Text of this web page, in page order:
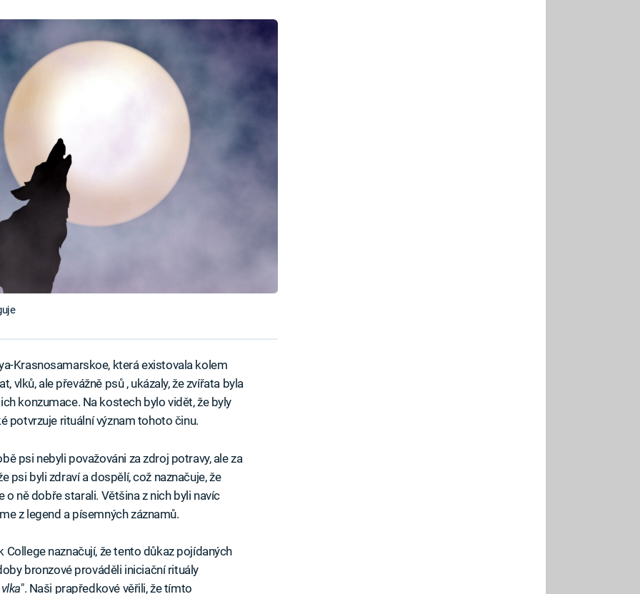
Krasnosamarskoe, která existovala kolem
vlků, ale převážně psů , ukázaly, že zvířata byla
konzumace. Na kostech bylo vidět, že byly
potvrzuje rituální význam tohoto činu.
psi nebyli považováni za zdroj potravy, ale za
psi byli zdraví a dospělí, což naznačuje, že
ně dobře starali. Většina z nich byli navíc
z legend a písemných záznamů.
naznačují, že tento důkaz pojídaných
bronzové prováděli iniciační rituály
". Naši prapředkové věřili, že tímto